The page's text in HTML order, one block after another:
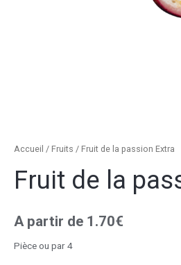
Accueil / Fruits / Fruit de la passion Extra
Fruit de la
A partir de 1.70€
Pièce ou par 4